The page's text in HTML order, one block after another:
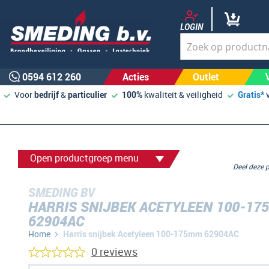
LOGIN
0594 612 260 Acties Outlet
Voorbedrijf&particulier 100% kwaliteit & veiligheid Gratis*
Open productgroep menu
SMEDING BV
HARRIS SNIJBEK ACETYLEEN 100-
62904AC
Home Harris snijbek Acetyleen 100-175mm 62904AC
Deel
0 reviews